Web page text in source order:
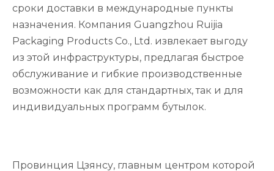
сроки доставки в международные пункты
назначения. Компания Guangzhou Ruijia
Packaging Products Co., Ltd. извлекает выгоду
из этой инфраструктуры, предлагая быстрое
обслуживание и гибкие производственные
возможности как для стандартных, так и для
индивидуальных программ бутылок.
Провинция Цзянсу, главным центром которой